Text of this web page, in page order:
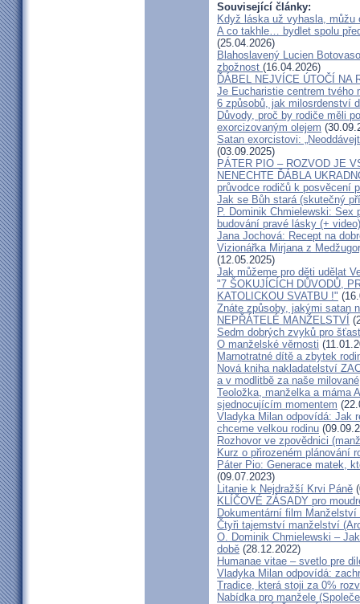
Související články:
Když láska už vyhasla, můžu
A co takhle… bydlet spolu
(25.04.2026)
Blahoslavený Lucien
zbožnost (16.04.2026)
ĎÁBEL NEJVÍCE ÚTOČÍ NA
Je Eucharistie centrem tvého
6 způsobů, jak milosrdenství
Důvody, proč by rodiče měli
exorcizovaným olejem
Satan exorcistovi:
(03.09.2025)
PÁTER PIO – ROZVOD JE
NENECHTE ĎÁBLA
průvodce rodičů k posvěcení
Jak se Bůh stará (skutečný
P. Dominik Chmielewski:
budování pravé lásky (+ video)
Jana Jochová: Recept na
Vizionářka Mirjana z
(12.05.2025)
Jak můžeme pro děti udělat
"7 ŠOKUJÍCÍCH DŮVODŮ,
KATOLICKOU SVATBU !"
Znáte způsoby, jakými satan
NEPŘÁTELÉ MANŽELSTVÍ
Sedm dobrých zvyků pro
O manželské věrnosti
Marnotratné dítě a zbytek
Nová kniha nakladatelství
a v modlitbě za naše
Teoložka, manželka a máma
sjednocujícím momentem
Vladyka Milan odpovídá: Jak
chceme velkou rodinu
Rozhovor ve zpovědnici
Kurz o přirozeném plánování
Páter Pio: Generace matek,
(09.07.2023)
Litanie k Nejdražší Krvi Páně
KLÍČOVÉ ZÁSADY pro
Dokumentární film
Čtyři tajemství manželství
O. Dominik Chmielewski –
době (28.12.2022)
Humanae vitae – svetlo pre
Vladyka Milan odpovídá:
Tradice, která stoji za 0%
Nabídka pro manžele